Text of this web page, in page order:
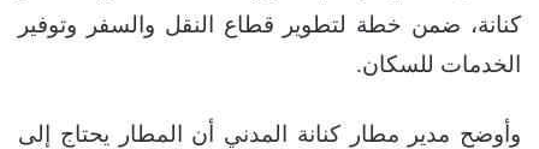
كنانة، ضمن خطة لتطوير قطاع النقل والسفر وتوفير
الخدمات للسكان.
وأوضح مدير مطار كنانة المدني أن المطار يحتاج إلى